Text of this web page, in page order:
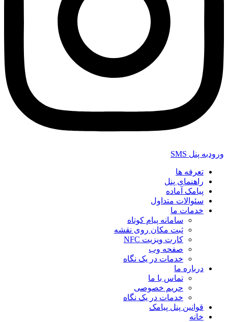
ورودبه پنل SMS
تعرفه ها
راهنمای پنل
پیامک آماده
سئوالات متداول
خدمات ما
سامانه پیام کوتاه
ثبت مکان روی نقشه
کارت ویزیت NFC
صفحه وب
خدمات در یک نگاه
درباره ما
تماس با ما
حریم خصوصی
خدمات در یک نگاه
قوانین پنل پیامک
خانه